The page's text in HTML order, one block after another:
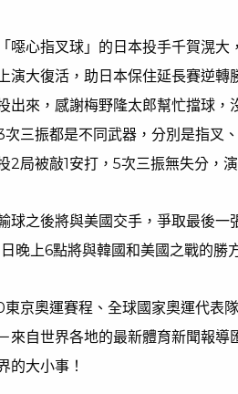
噁心指叉球」的日本投手千賀滉
演大復活，助日本保住延長賽逆
出來，感謝梅野隆太郎幫忙擋球，
次三振都是不同武器，分別是指叉
2局被敲1安打，5次三振無失分，
球之後將與美國交手，爭取最後一
晚上6點將與韓國和美國之戰的勝
京奧運賽程、全球國家奧運代表
來自世界各地的最新體育新聞報導
的大小事！